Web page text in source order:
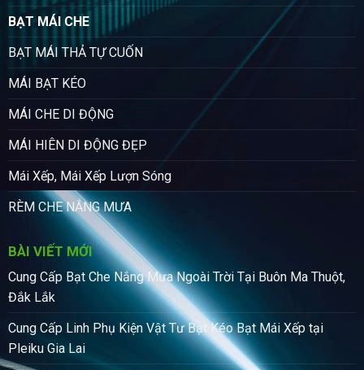
BẠT MÁI CHE
BẠT MÁI THẢ TỰ CUỐN
MÁI BẠT KÉO
MÁI CHE DI ĐỘNG
MÁI HIÊN DI ĐỘNG ĐẸP
Mái Xếp, Mái Xếp Lượn Sóng
RÈM CHE NẮNG MƯA
BÀI VIẾT MỚI
Cung Cấp Bạt Che Nắng Mưa Ngoài Trời Tại Buôn Ma Thuột,
Đắk Lắk
Cung Cấp Linh Phụ Kiện Vật Tư Bạt Kéo Bạt Mái Xếp tại
Pleiku Gia Lai